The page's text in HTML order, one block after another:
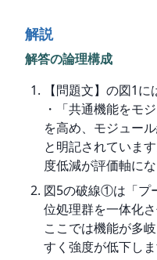
解説
解答の論理構成
【問題文】の図1に
・「共通機能をモ
を高め、モジュー
と明記されていま
度低減が評価軸にな
図5の破線①は「プ
位処理群を一体化
ここでは機能が多
すく強度が低下しま